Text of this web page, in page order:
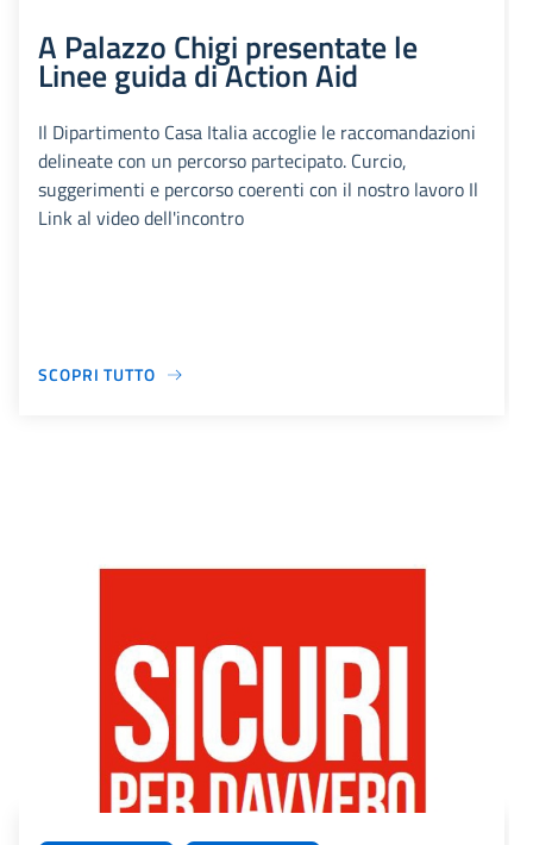
A Palazzo Chigi presentate le
Linee guida di Action Aid
Il Dipartimento Casa Italia accoglie le raccomandazioni
delineate con un percorso partecipato. Curcio,
suggerimenti e percorso coerenti con il nostro lavoro Il
Link al video dell'incontro
SCOPRI TUTTO